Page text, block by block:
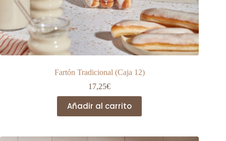
Fartón Tradicional (Caja 12)
17,25€
Añadir al carrito